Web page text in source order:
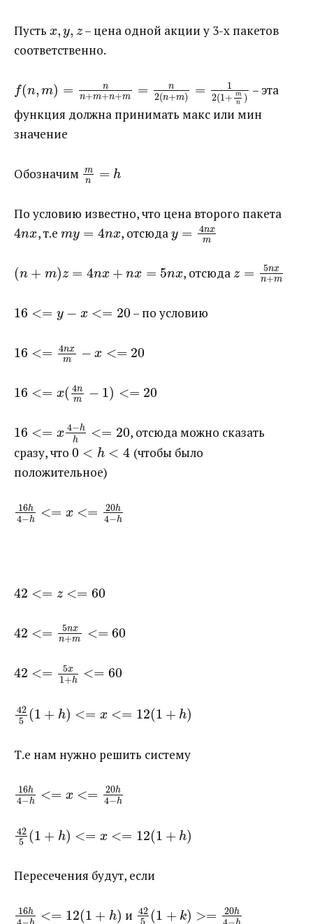
Пусть ​ x, y, z ​ – цена одной акции у 3-х пакетов
соответственно.
f(n, m) =
n
n+m+n+m = n
2(n+m) =
1
2(1+ m
n
) ​ – эта
функция должна принимать макс или мин
значение
Обозначим ​
m
n
= h
По условию известно, что цена второго пакета ​
4nx​, т.е ​ my = 4nx​, отсюда ​ y = 4nx
m
(n + m)z = 4nx + nx = 5nx​, отсюда ​ z = 5nx
n+m
16 <= y − x <= 20 ​ – по условию
16 <= 4nx
m
− x <= 20
16 <= x( 4n
m
− 1) <= 20
16 <= x 4−h
h
<= 20​, отсюда можно сказать
сразу, что ​ 0 < h < 4 ​ (чтобы было
положительное)
16h
4−h <= x <= 20h
4−h
42 <= z <= 60
42 <= 5nx
n+m <= 60
42 <= 5x
1+h <= 60
42
5 (1 + h) <= x <= 12(1 + h)
Т.е нам нужно решить систему
16h
4−h <= x <= 20h
4−h
42
5 (1 + h) <= x <= 12(1 + h)
Пересечения будут, если
16h <= 12(1 + h) ​ и ​ 42 (1 + k) >= 20h